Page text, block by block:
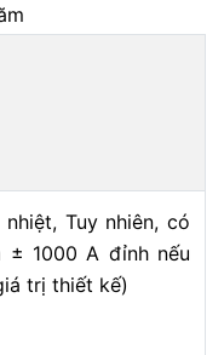
Tuy nhiên, có
1000 A đỉnh nếu
trị thiết kế)